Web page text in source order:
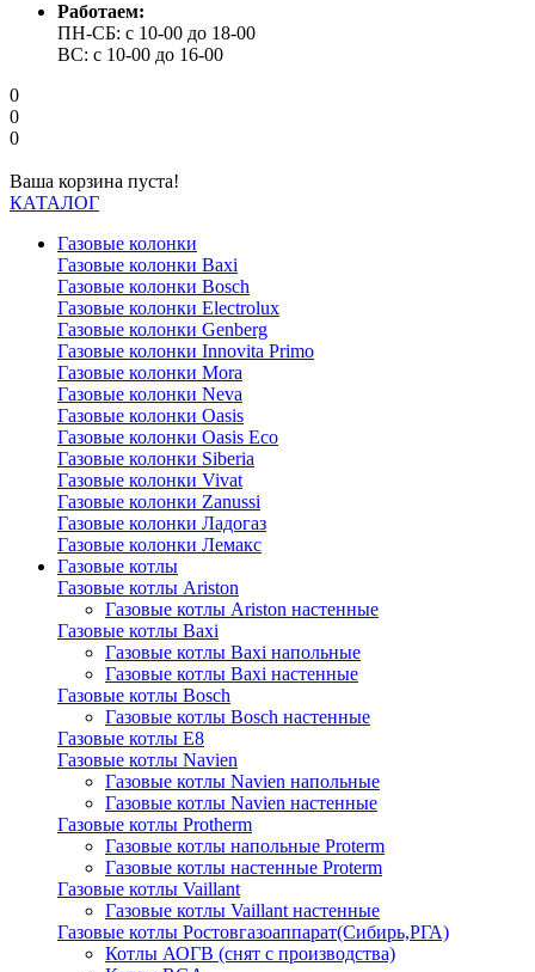
Работаем:
ПН-СБ: с 10-00 до 18-00
ВС: с 10-00 до 16-00
0
0
0
Ваша корзина пуста!
КАТАЛОГ
Газовые колонки
Газовые колонки Baxi
Газовые колонки Bosch
Газовые колонки Electrolux
Газовые колонки Genberg
Газовые колонки Innovita Primo
Газовые колонки Mora
Газовые колонки Neva
Газовые колонки Oasis
Газовые колонки Oasis Eco
Газовые колонки Siberia
Газовые колонки Vivat
Газовые колонки Zanussi
Газовые колонки Ладогаз
Газовые колонки Лемакс
Газовые котлы
Газовые котлы Ariston
Газовые котлы Ariston настенные
Газовые котлы Baxi
Газовые котлы Baxi напольные
Газовые котлы Baxi настенные
Газовые котлы Bosch
Газовые котлы Bosch настенные
Газовые котлы E8
Газовые котлы Navien
Газовые котлы Navien напольные
Газовые котлы Navien настенные
Газовые котлы Protherm
Газовые котлы напольные Proterm
Газовые котлы настенные Proterm
Газовые котлы Vaillant
Газовые котлы Vaillant настенные
Газовые котлы Ростовгазоаппарат(Сибирь,РГА)
Котлы АОГВ (снят с производства)